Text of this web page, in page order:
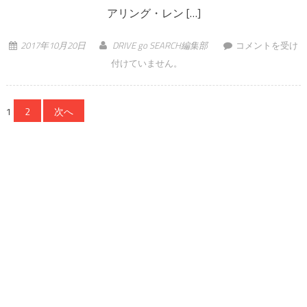
アリング・レン […]
2017年10月20日 DRIVE go SEARCH編集部
カーシェアリング
コメントを受け
付けていません。
投稿ナビゲーション
1 2 次へ